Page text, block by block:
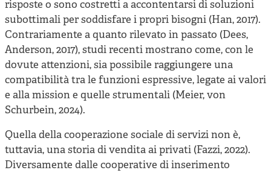
risposte o sono costretti a accontentarsi di soluzioni
subottimali per soddisfare i propri bisogni (Han, 2017).
Contrariamente a quanto rilevato in passato (Dees,
Anderson, 2017), studi recenti mostrano come, con le
dovute attenzioni, sia possibile raggiungere una
compatibilità tra le funzioni espressive, legate ai valori
e alla mission e quelle strumentali (Meier, von
Schurbein, 2024).
Quella della cooperazione sociale di servizi non è,
tuttavia, una storia di vendita ai privati (Fazzi, 2022).
Diversamente dalle cooperative di inserimento